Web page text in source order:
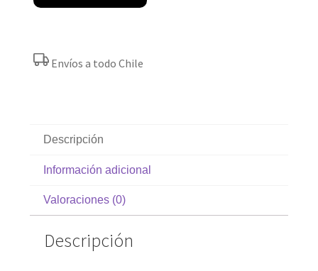
Envíos a todo Chile
Descripción
Información adicional
Valoraciones (0)
Descripción